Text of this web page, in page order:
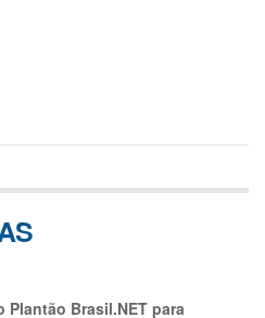
Brasil.NET para